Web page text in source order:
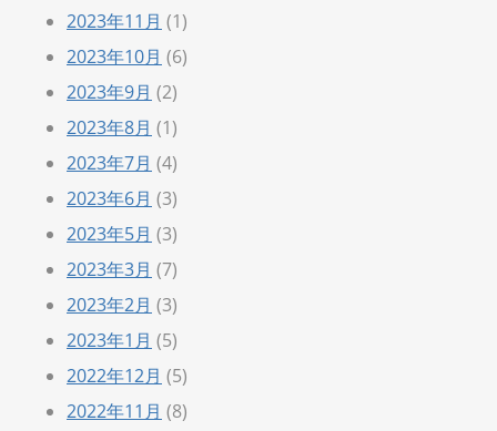
2023年11月 (1)
2023年10月 (6)
2023年9月 (2)
2023年8月 (1)
2023年7月 (4)
2023年6月 (3)
2023年5月 (3)
2023年3月 (7)
2023年2月 (3)
2023年1月 (5)
2022年12月 (5)
2022年11月 (8)